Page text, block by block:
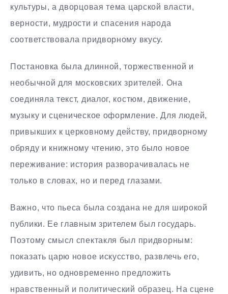
культуры, а дворцовая тема царской власти,
верности, мудрости и спасения народа
соответствовала придворному вкусу.
Постановка была длинной, торжественной и
необычной для московских зрителей. Она
соединяла текст, диалог, костюм, движение,
музыку и сценическое оформление. Для людей,
привыкших к церковному действу, придворному
обряду и книжному чтению, это было новое
переживание: история разворачивалась не
только в словах, но и перед глазами.
Важно, что пьеса была создана не для широкой
публики. Ее главным зрителем был государь.
Поэтому смысл спектакля был придворным:
показать царю новое искусство, развлечь его,
удивить, но одновременно предложить
нравственный и политический образец. На сцене